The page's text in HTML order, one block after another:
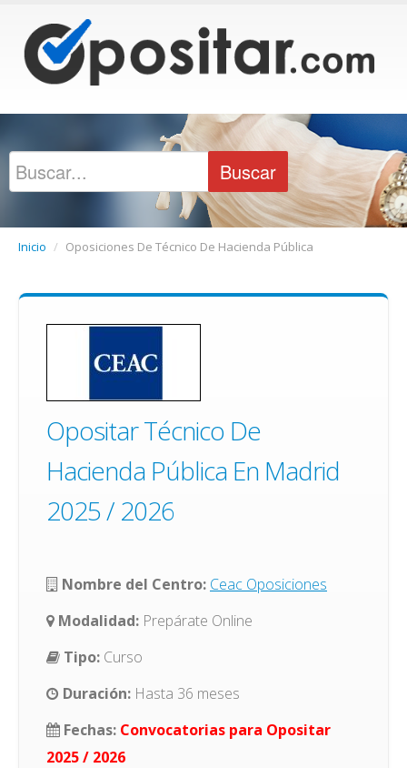
Inicio / Oposiciones De Técnico De Hacienda Pública
Opositar Técnico De
Hacienda Pública En Madrid
2025 / 2026
Nombre del Centro: Ceac Oposiciones
Modalidad: Prepárate Online
Tipo: Curso
Duración: Hasta 36 meses
Fechas: Convocatorias para Opositar
2025 / 2026